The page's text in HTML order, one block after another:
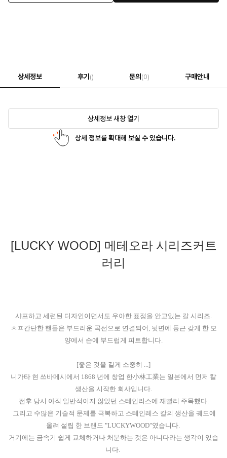
상세정보 후기 () 문의 (0) 구매안내
상세정보 새창 열기
상세 정보를 확대해 보실 수 있습니다.
[LUCKY WOOD] 메테오라 시리즈커트
러리
샤프하고 세련된 디자인이면서도 우아한 표정을 안고있는 칼 시리즈.
ㅊㅍ간단한 핸들은 부드러운 곡선으로 연결되어, 뒷면에 둥근 갖게 한 모
양에서 손에 부드럽게 피트합니다.
[좋은 것을 길게 소중히 ...]
니가타 현 쓰바메시에서 1868 년에 창업 한小林工業는 일본에서 먼저 칼
생산을 시작한 회사입니다.
전후 당시 아직 일반적이지 않았던 스테인리스에 재빨리 주목했다.
그리고 수많은 기술적 문제를 극복하고 스테인레스 칼의 생산을 궤도에
올려 설립 한 브랜드 "LUCKYWOOD"였습니다.
거기에는 금속기 쉽게 교체하거나 처분하는 것은 아니다라는 생각이 있습
니다.